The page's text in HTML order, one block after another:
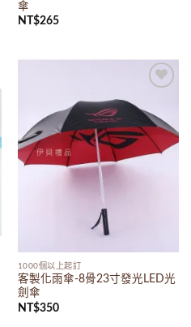
傘
NT$265
wishlist
1000個以上起訂
客製化雨傘-8骨23寸發光LED光
劍傘
NT$350